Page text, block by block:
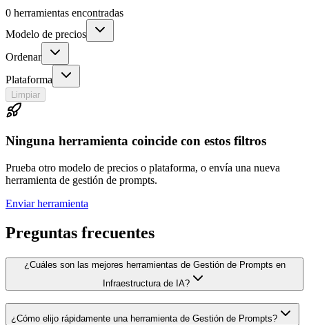
0 herramientas encontradas
Modelo de precios
Ordenar
Plataforma
Limpiar
Ninguna herramienta coincide con estos filtros
Prueba otro modelo de precios o plataforma, o envía una nueva
herramienta de gestión de prompts.
Enviar herramienta
Preguntas frecuentes
¿Cuáles son las mejores herramientas de Gestión de Prompts en
Infraestructura de IA?
¿Cómo elijo rápidamente una herramienta de Gestión de Prompts?